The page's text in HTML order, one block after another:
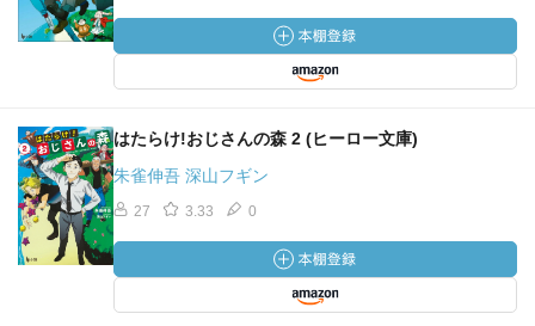
はたらけ!おじさんの森 2 (ヒーロー文庫)
朱雀伸吾 深山フギン
27 3.33 0